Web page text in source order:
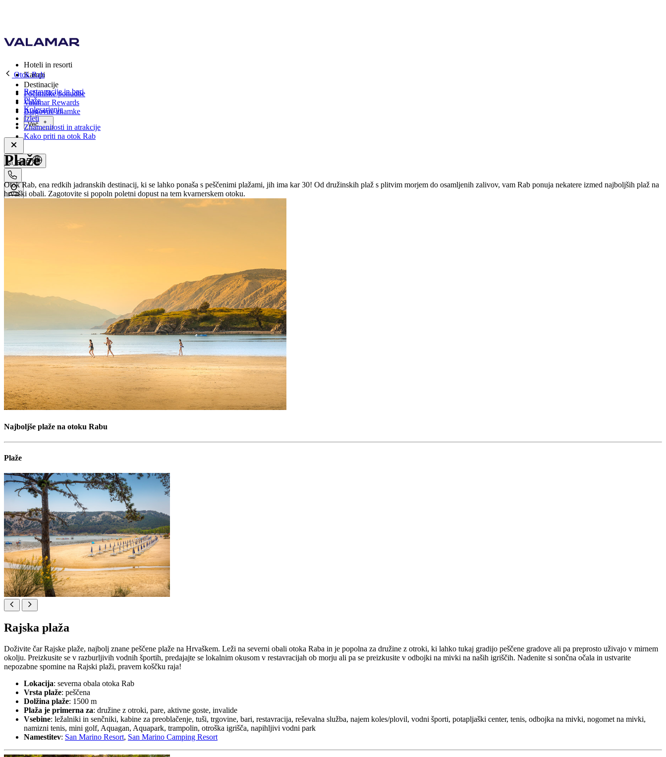
Hoteli in resorti
Kampi
Destinacije
Počitniške ponudbe
Valamar Rewards
Blagovne znamke
Več
si, EUR
Otok Rab
Restavracije in bari
Plaže
Kolesarjenje
Izleti
Znamenitosti in atrakcije
Kako priti na otok Rab
Plaže
Otok Rab, ena redkih jadranskih destinacij, ki se lahko ponaša s peščenimi plažami, jih ima kar 30! Od družinskih plaž s plitvim morjem do osamljenih zalivov, vam Rab ponuja nekatere izmed najboljših plaž na
hrvaški obali. Zagotovite si popoln poletni dopust na tem kvarnerskem otoku.
Najboljše plaže na otoku Rabu
Plaže
Rajska plaža
Doživite čar Rajske plaže, najbolj znane peščene plaže na Hrvaškem. Leži na severni obali otoka Raba in je popolna za družine z otroki, ki lahko tukaj gradijo peščene gradove ali pa preprosto uživajo v mirnem
okolju. Preizkusite se v razburljivih vodnih športih, predajajte se lokalnim okusom v restavracijah ob morju ali pa se preizkusite v odbojki na mivki na naših igriščih. Nadenite si sončna očala in ustvarite
nepozabne spomine na Rajski plaži, pravem koščku raja!
Lokacija: severna obala otoka Rab
Vrsta plaže: peščena
Dolžina plaže: 1500 m
Plaža je primerna za: družine z otroki, pare, aktivne goste, invalide
Vsebine: ležalniki in senčniki, kabine za preoblačenje, tuši, trgovine, bari, restavracija, reševalna služba, najem koles/plovil, vodni športi, potapljaški center, tenis, odbojka na mivki, nogomet na mivki,
namizni tenis, mini golf, Aquagan, Aquapark, trampolin, otroška igrišča, napihljivi vodni park
Namestitev: San Marino Resort, San Marino Camping Resort